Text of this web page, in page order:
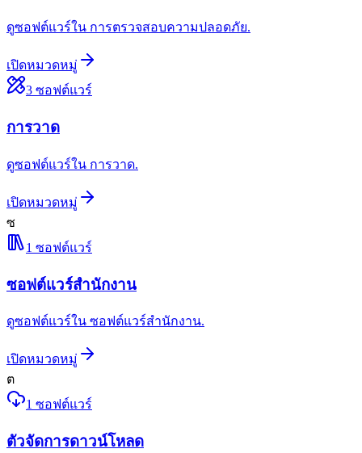
ดูซอฟต์แวร์ใน การตรวจสอบความปลอดภัย.
เปิดหมวดหมู่
3 ซอฟต์แวร์
การวาด
ดูซอฟต์แวร์ใน การวาด.
เปิดหมวดหมู่
ซ
1 ซอฟต์แวร์
ซอฟต์แวร์สำนักงาน
ดูซอฟต์แวร์ใน ซอฟต์แวร์สำนักงาน.
เปิดหมวดหมู่
ต
1 ซอฟต์แวร์
ตัวจัดการดาวน์โหลด